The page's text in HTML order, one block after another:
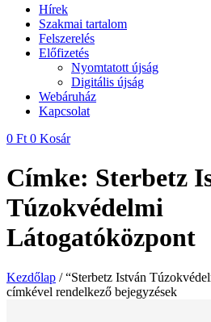
Hírek
Szakmai tartalom
Felszerelés
Előfizetés
Nyomtatott újság
Digitális újság
Webáruház
Kapcsolat
0 Ft 0 Kosár
Címke: Sterbetz
Túzokvédelmi
Látogatóközpont
Kezdőlap / “Sterbetz István
címkével rendelkező bejegyzések